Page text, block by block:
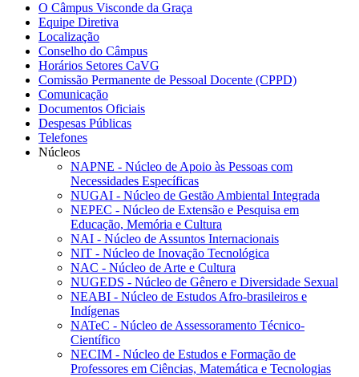
O Câmpus Visconde da Graça
Equipe Diretiva
Localização
Conselho do Câmpus
Horários Setores CaVG
Comissão Permanente de Pessoal Docente (CPPD)
Comunicação
Documentos Oficiais
Despesas Públicas
Telefones
Núcleos
NAPNE - Núcleo de Apoio às Pessoas com
Necessidades Específicas
NUGAI - Núcleo de Gestão Ambiental Integrada
NEPEC - Núcleo de Extensão e Pesquisa em
Educação, Memória e Cultura
NAI - Núcleo de Assuntos Internacionais
NIT - Núcleo de Inovação Tecnológica
NAC - Núcleo de Arte e Cultura
NUGEDS - Núcleo de Gênero e Diversidade Sexual
NEABI - Núcleo de Estudos Afro-brasileiros e
Indígenas
NATeC - Núcleo de Assessoramento Técnico-
Científico
NECIM - Núcleo de Estudos e Formação de
Professores em Ciências, Matemática e Tecnologias